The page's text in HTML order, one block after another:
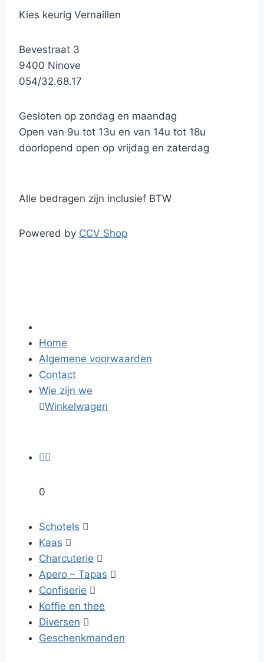
Kies keurig Vernaillen
Bevestraat 3
9400 Ninove
054/32.68.17
Gesloten op zondag en maandag
Open van 9u tot 13u en van 14u tot 18u
doorlopend open op vrijdag en zaterdag
Alle bedragen zijn inclusief BTW
Powered by CCV Shop
Home
Algemene voorwaarden
Contact
Wie zijn we
Winkelwagen

0
Schotels 
Kaas 
Charcuterie 
Apero – Tapas 
Confiserie 
Koffie en thee
Diversen 
Geschenkmanden